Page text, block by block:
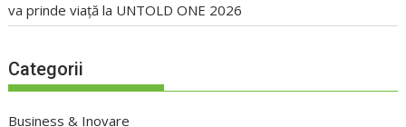
va prinde viață la UNTOLD ONE 2026
Categorii
Business & Inovare